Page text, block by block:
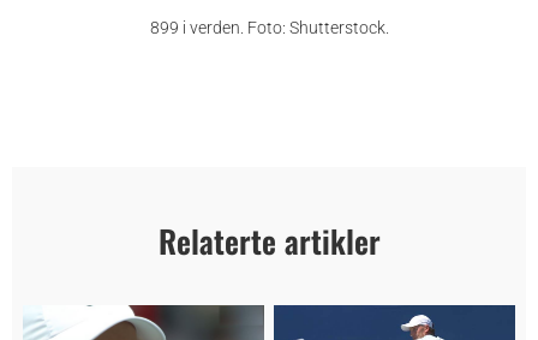
899 i verden. Foto: Shutterstock.
Relaterte artikler